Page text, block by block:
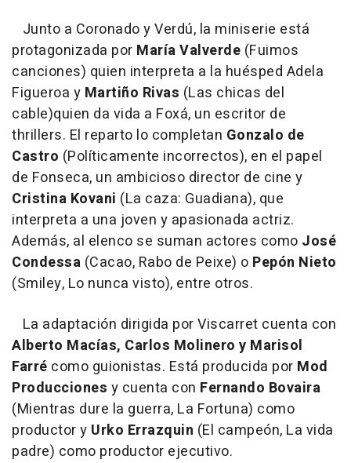
Junto a Coronado y Verdú, la miniserie está
protagonizada por María Valverde (Fuimos
canciones) quien interpreta a la huésped Adela
Figueroa y Martiño Rivas (Las chicas del
cable)quien da vida a Foxá, un escritor de
thrillers. El reparto lo completan Gonzalo de
Castro (Políticamente incorrectos), en el papel
de Fonseca, un ambicioso director de cine y
Cristina Kovani (La caza: Guadiana), que
interpreta a una joven y apasionada actriz.
Además, al elenco se suman actores como José
Condessa (Cacao, Rabo de Peixe) o Pepón Nieto
(Smiley, Lo nunca visto), entre otros.
La adaptación dirigida por Viscarret cuenta con
Alberto Macías, Carlos Molinero y Marisol
Farré como guionistas. Está producida por Mod
Producciones y cuenta con Fernando Bovaira
(Mientras dure la guerra, La Fortuna) como
productor y Urko Errazquin (El campeón, La vida
padre) como productor ejecutivo.